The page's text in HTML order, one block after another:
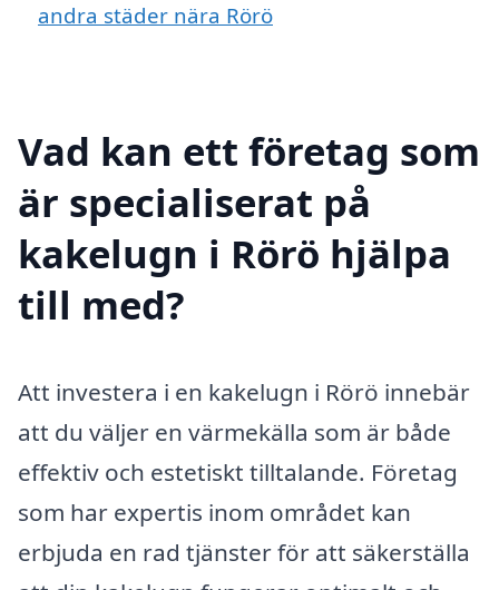
andra städer nära Rörö
Vad kan ett företag som
är specialiserat på
kakelugn i Rörö hjälpa
till med?
Att investera i en kakelugn i Rörö innebär
att du väljer en värmekälla som är både
effektiv och estetiskt tilltalande. Företag
som har expertis inom området kan
erbjuda en rad tjänster för att säkerställa